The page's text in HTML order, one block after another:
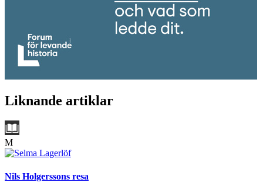
Liknande artiklar
M
Nils Holgerssons resa